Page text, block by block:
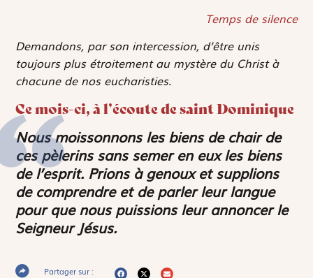
Temps de silence
Demandons, par son intercession, d’être unis
toujours plus étroitement au mystère du Christ à
chacune de nos eucharisties.
Ce mois-ci, à l’écoute de saint Dominique
Nous moissonnons les biens de chair de
ces pèlerins sans semer en eux les biens
de l’esprit. Prions à genoux et supplions
de comprendre et de parler leur langue
pour que nous puissions leur annoncer le
Seigneur Jésus.
Partager sur :